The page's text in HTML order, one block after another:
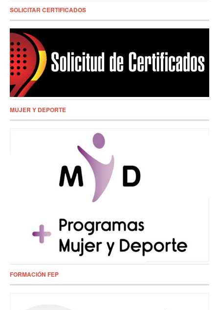
SOLICITAR CERTIFICADOS
MUJER Y DEPORTE
FORMACIÓN FEP